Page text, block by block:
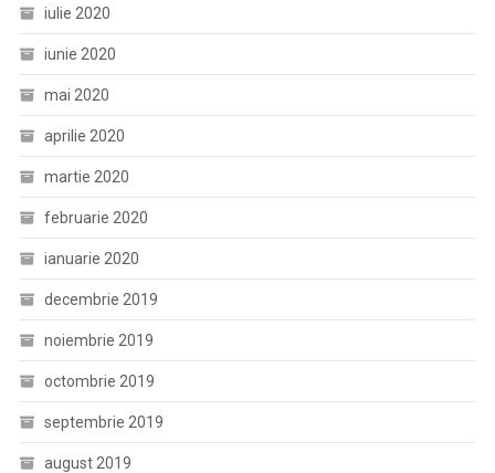
iulie 2020
iunie 2020
mai 2020
aprilie 2020
martie 2020
februarie 2020
ianuarie 2020
decembrie 2019
noiembrie 2019
octombrie 2019
septembrie 2019
august 2019